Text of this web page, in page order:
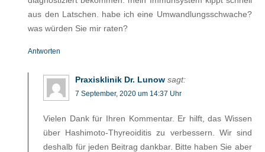
aus den Latschen. habe ich eine Umwandlungsschwache?
was würden Sie mir raten?
Antworten
Praxisklinik Dr. Lunow sagt:
7 September, 2020 um 14:37 Uhr
Vielen Dank für Ihren Kommentar. Er hilft, das Wissen
über Hashimoto-Thyreoiditis zu verbessern. Wir sind
deshalb für jeden Beitrag dankbar. Bitte haben Sie aber